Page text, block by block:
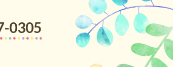
0305
えると「うん！出来る！」とやる気十分でした。最
よし広場】ミュージック・ケアでクリスマス🎄